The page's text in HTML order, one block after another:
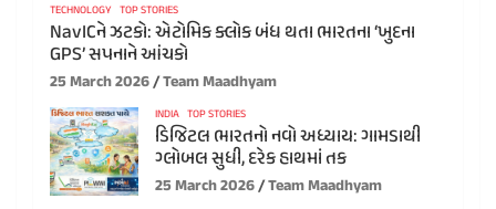
TECHNOLOGY TOP STORIES
NavICને ઝટકો: એટોમિક ક્લોક બંધ થતા ભારતના ‘ખુદના
GPS’ સપનાને આંચકો
25 March 2026 Team Maadhyam
INDIA TOP STORIES
ડિજિટલ ભારતનો નવો અધ્યાય: ગામડાથી
ગ્લોબલ સુધી, દરેક હાથમાં તક
25 March 2026 Team Maadhyam